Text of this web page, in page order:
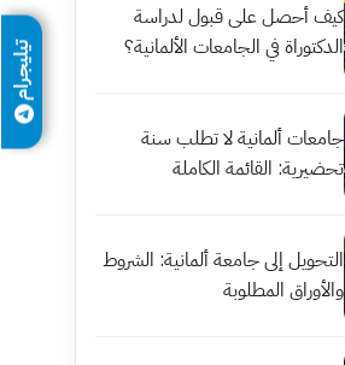
كيف أحصل على قبول لدراسة
الدكتوراة في الجامعات الألمانية؟
جامعات ألمانية لا تطلب سنة
تحضيرية: القائمة الكاملة
التحويل إلى جامعة ألمانية: الشروط
والأوراق المطلوبة
تيليجرام